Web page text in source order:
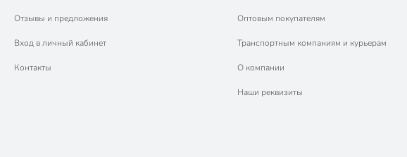
Отзывы и предложения
Вход в личный кабинет
Контакты
Оптовым покупателям
Транспортным компаниям и курьерам
О компании
Наши реквизиты